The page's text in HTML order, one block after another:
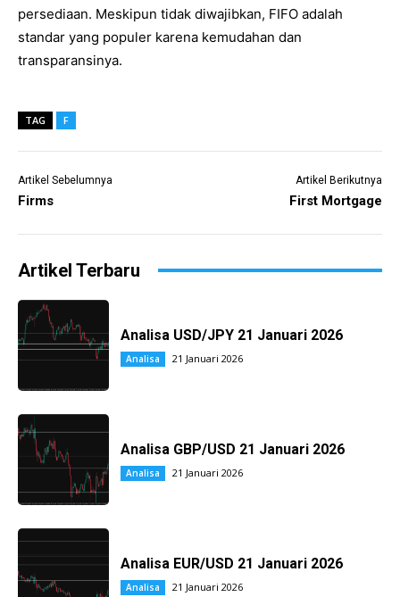
persediaan. Meskipun tidak diwajibkan, FIFO adalah
standar yang populer karena kemudahan dan
transparansinya.
TAG F
Artikel Sebelumnya
Firms
Artikel Berikutnya
First Mortgage
Artikel Terbaru
Analisa USD/JPY 21 Januari 2026
Analisa 21 Januari 2026
Analisa GBP/USD 21 Januari 2026
Analisa 21 Januari 2026
Analisa EUR/USD 21 Januari 2026
Analisa 21 Januari 2026